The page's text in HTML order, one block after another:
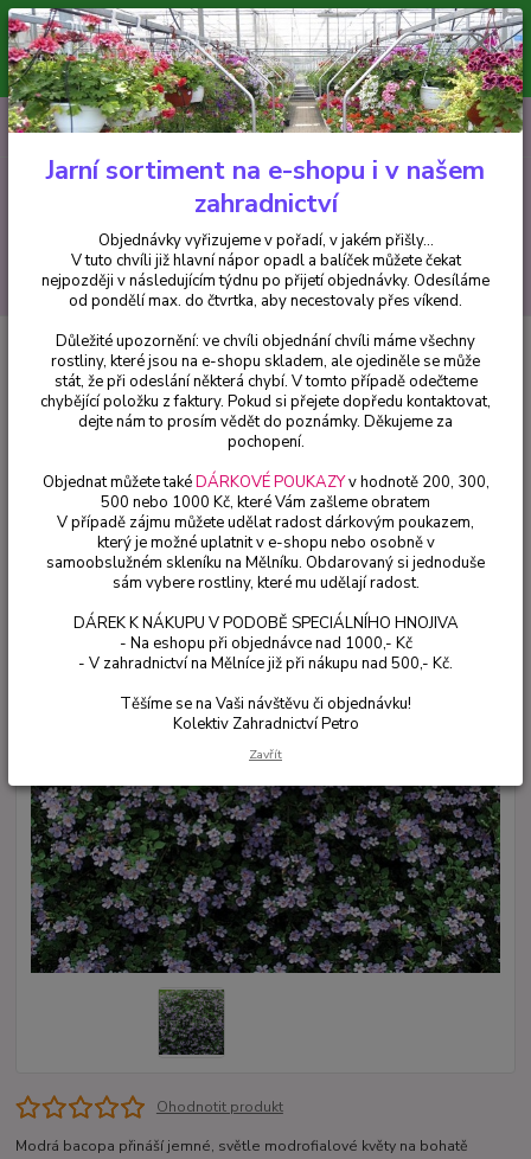
Minimální hodnota pro odeslání z e-shopu je 300 Kč.
V tuto chvíli již hlavní nápor objednávek opadl a balíček můžete čekat
nejpozději v následujícím týdnu po přijetí objednávky. Objednávky
vyřizujeme v pořadí, v jakém přišly...
CZK
Hledat
+420 602 223 614 0ks
za0 Kč
Balkónové rostliny
Bacopa sutera modrá - cena za kus v 3-
kusovém balení
Bacopa sutera modrá - cena za
kus v 3-kusovém balení
Ohodnotit produkt
Modrá bacopa přináší jemné, světle modrofialové květy na bohatě
Jarní sortiment na e-shopu i v našem
zahradnictví
Objednávky vyřizujeme v pořadí, v jakém přišly...
V tuto chvíli již hlavní nápor opadl a balíček můžete čekat
nejpozději v následujícím týdnu po přijetí objednávky. Odesíláme
od pondělí max. do čtvrtka, aby necestovaly přes víkend.
Důležité upozornění: ve chvíli objednání chvíli máme všechny
rostliny, které jsou na e-shopu skladem, ale ojediněle se může
stát, že při odeslání některá chybí. V tomto případě odečteme
chybějící položku z faktury. Pokud si přejete dopředu kontaktovat,
dejte nám to prosím vědět do poznámky. Děkujeme za
pochopení.
Objednat můžete takéDÁRKOVÉ POUKAZYv hodnotě 200, 300,
500 nebo 1000 Kč, které Vám zašleme obratem
V případě zájmu můžete udělat radost dárkovým poukazem,
který je možné uplatnit v e-shopu nebo osobně v
samoobslužném skleníku na Mělníku. Obdarovaný si jednoduše
sám vybere rostliny, které mu udělají radost.
DÁREK K NÁKUPU V PODOBĚ SPECIÁLNÍHO HNOJIVA
- Na eshopu při objednávce nad 1000,- Kč
- V zahradnictví na Mělníce již při nákupu nad 500,- Kč.
Těšíme se na Vaši návštěvu či objednávku!
Kolektiv Zahradnictví Petro
Zavřít